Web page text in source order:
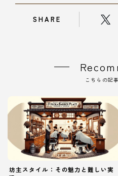
SHARE
こちらの記
坊主スタイル：その魅力と難しい実